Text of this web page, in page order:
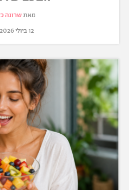
מאתשרונה
12 ביולי 2026